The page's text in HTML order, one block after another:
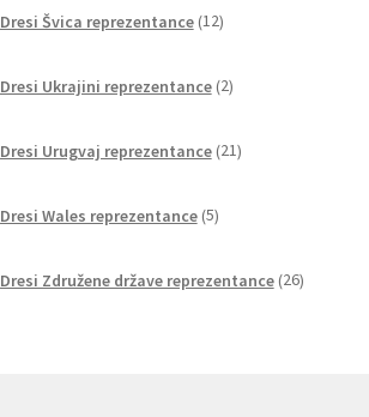
Dresi Švica reprezentance 12izdelkov
Dresi Ukrajini reprezentance 2izdelka
Dresi Urugvaj reprezentance 21izdelkov
Dresi Wales reprezentance 5izdelkov
Dresi Združene države reprezentance 26izdelkov